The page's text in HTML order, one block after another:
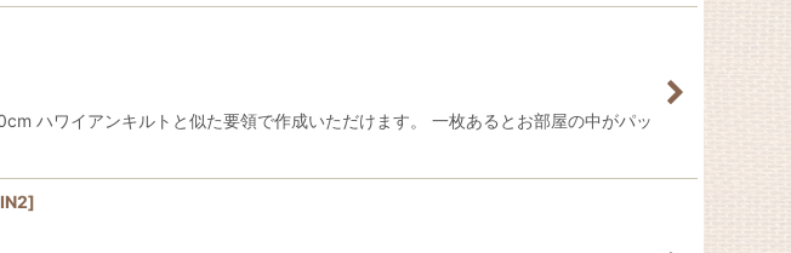
ワイアンキルトと似た要領で作成いただけます。 一枚あるとお部屋の中がパッ
]